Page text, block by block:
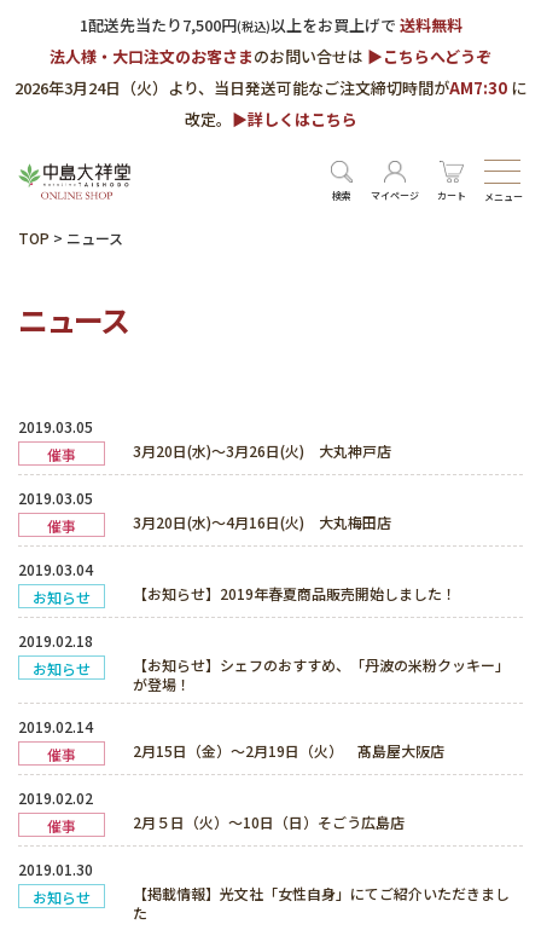
1配送先当たり7,500円(税込)以上をお買上げで 送料無料
法人様・大口注文のお客さまのお問い合せは ▶︎こちらへどうぞ
2026年3月24日（火）より、当日発送可能なご注文締切時間がAM7:30 に
改定。 ▶︎詳しくはこちら
検索 マイページ カート メニュー
TOP > ニュース
ニュース
2019.03.05
催事
3月20日(水)～3月26日(火) 大丸神戸店
2019.03.05
催事
3月20日(水)～4月16日(火) 大丸梅田店
2019.03.04
お知らせ
【お知らせ】2019年春夏商品販売開始しました！
2019.02.18
お知らせ
【お知らせ】シェフのおすすめ、「丹波の米粉クッキー」
が登場！
2019.02.14
催事
2月15日（金）～2月19日（火） 髙島屋大阪店
2019.02.02
催事
2月５日（火）～10日（日）そごう広島店
2019.01.30
お知らせ
【掲載情報】光文社「女性自身」にてご紹介いただきまし
た